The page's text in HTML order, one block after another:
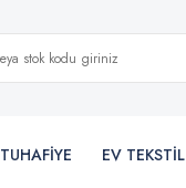
TUHAFİYE EV TEKSTİL